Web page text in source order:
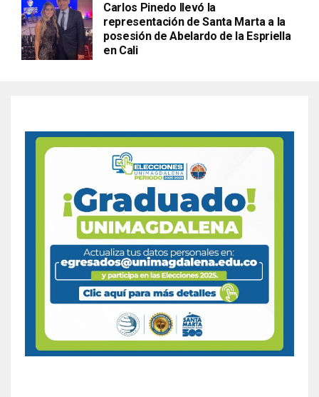
Carlos Pinedo llevó la
representación de Santa Marta a la
posesión de Abelardo de la Espriella
en Cali